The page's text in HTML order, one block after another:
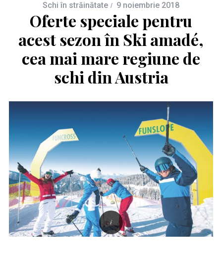
Schi în străinătate 9 noiembrie 2018
Oferte speciale pentru
acest sezon în Ski amadé,
cea mai mare regiune de
schi din Austria